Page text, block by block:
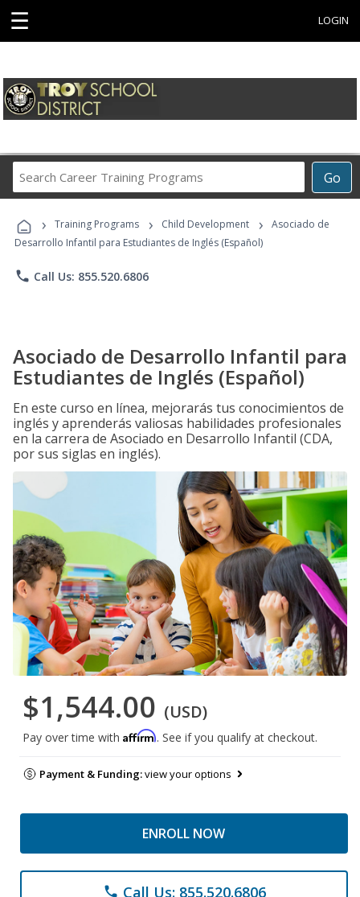
☰ LOGIN
Go
Career
Programs
› Training Programs › Child Development ›
Asociado de
Desarrollo Infantil para Estudiantes de Inglés (Español)
phone Call Us: 855.520.6806
Asociado de Desarrollo Infantil para
Estudiantes de Inglés (Español)
En este curso en línea, mejorarás tus conocimientos de
inglés y aprenderás valiosas habilidades profesionales
en la carrera de Asociado en Desarrollo Infantil (CDA,
por sus siglas en inglés).
$1,544.00 (USD)
Pay over time with Affirm. See if you qualify at checkout.
Payment & Funding:view your options
ENROLL NOW
phone Call Us: 855.520.6806